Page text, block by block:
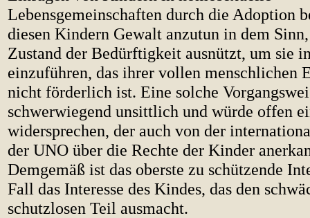
Lebensgemeinschaften durch die Adoption
diesen Kindern Gewalt anzutun in dem
Zustand der Bedürftigkeit ausnützt, um sie
einzuführen, das ihrer vollen menschlichen
nicht förderlich ist. Eine solche
schwerwiegend unsittlich und würde offen
widersprechen, der auch von der
der UNO über die Rechte der Kinder
Demgemäß ist das oberste zu schützende
Fall das Interesse des Kindes, das den
schutzlosen Teil ausmacht.